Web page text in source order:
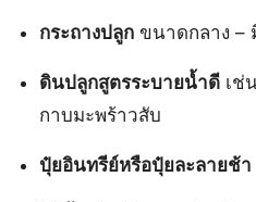
กระถางปลูก ขนาดกลาง –
ดินปลูกสูตรระบายน้ำดี เช่
กาบมะพร้าวสับ
ปุ๋ยอินทรีย์หรือปุ๋ยละลายช้า